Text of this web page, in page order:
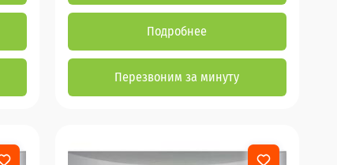
Подробнее
Перезвоним за минуту